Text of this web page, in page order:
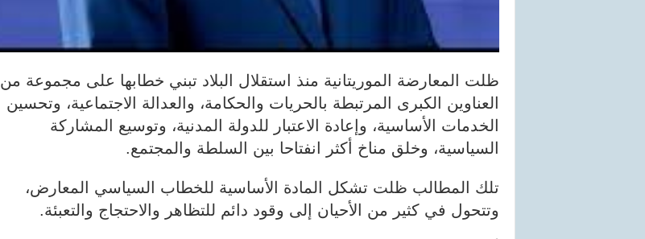
ظلت المعارضة الموريتانية منذ استقلال البلاد تبني خطابها على مجموعة من
العناوين الكبرى المرتبطة بالحريات والحكامة، والعدالة الاجتماعية، وتحسين
الخدمات الأساسية، وإعادة الاعتبار للدولة المدنية، وتوسيع المشاركة
السياسية، وخلق مناخ أكثر انفتاحا بين السلطة والمجتمع.
تلك المطالب ظلت تشكل المادة الأساسية للخطاب السياسي المعارض،
وتتحول في كثير من الأحيان إلى وقود دائم للتظاهر والاحتجاج والتعبئة.